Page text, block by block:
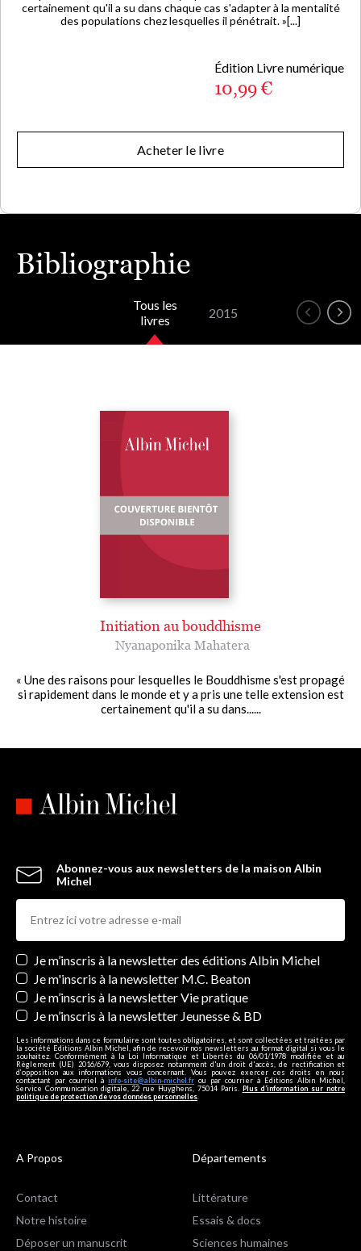
certainement qu'il a su dans chaque cas s'adapter à la mentalité
des populations chez lesquelles il pénétrait. »[...]
Édition Livre numérique
10,99 €
Acheter le livre
Bibliographie
Tous les
livres
2015
Initiation au bouddhisme
Nyanaponika Mahatera
« Une des raisons pour lesquelles le Bouddhisme s'est propagé
si rapidement dans le monde et y a pris une telle extension est
certainement qu'il a su dans......
Abonnez-vous aux newsletters de la maison Albin
Michel
Newsletters
Je m’inscris à la newsletter des éditions Albin Michel
Je m'inscris à la newsletter M.C. Beaton
Je m’inscris à la newsletter Vie pratique
Je m’inscris à la newsletter Jeunesse & BD
Les informations dans ce formulaire sont toutes obligatoires, et sont collectées et traitées par
la société Editions Albin Michel, afin de recevoir nos newsletters au format digital si vous le
souhaitez. Conformément à la Loi Informatique et Libertés du 06/01/1978 modifiée et au
Règlement (UE) 2016/679, vous disposez notamment d'un droit d'accès, de rectification et
d’opposition aux informations vous concernant. Vous pouvez exercer ces droits en nous
contactant par courriel à info-site@albin-michel.fr ou par courrier à Editions Albin Michel,
Service Communication digitale, 22 rue Huyghens, 75014 Paris. Plus d’information sur notre
politique de protection de vos données personnelles
A Propos
Contact
Notre histoire
Déposer un manuscrit
Départements
Littérature
Essais & docs
Sciences humaines